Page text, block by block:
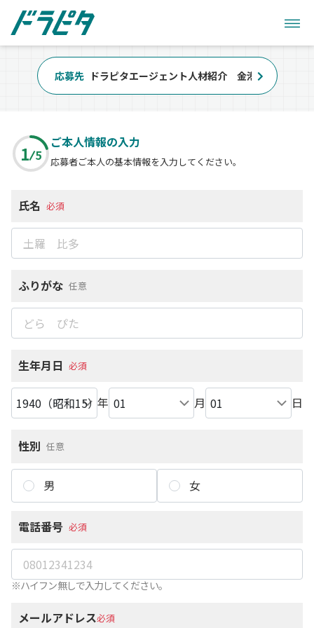
応募先 ドラピタエージェント人材紹介 金港交通株式会
1 5
ご本人情報の入力
応募者ご本人の基本情報を入力してください。
氏名 必須
ふりがな 任意
生年月日 必須
年 月 日
性別 任意
男 女
電話番号 必須
※ハイフン無しで入力してください。
メールアドレス必須